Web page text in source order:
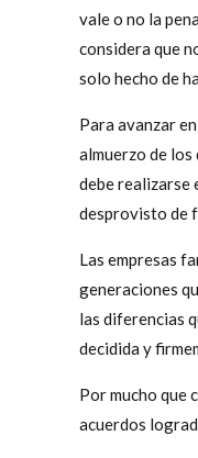
vale o no la
considera que
solo hecho de
Para avanzar
almuerzo de
debe realizarse
desprovisto de
Las empresas
generaciones
las diferencias
decidida y
Por mucho que
acuerdos